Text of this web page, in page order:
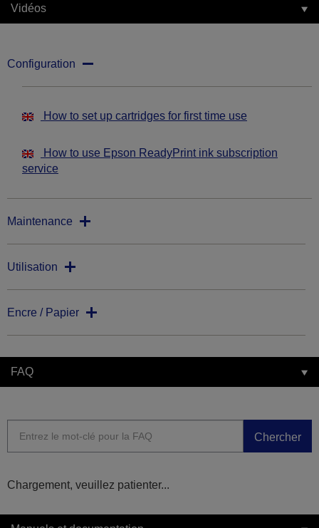
Vidéos
Configuration
How to set up cartridges for first time use
How to use Epson ReadyPrint ink subscription
service
Maintenance
Utilisation
Encre / Papier
FAQ
Chercher
Chargement, veuillez patienter...